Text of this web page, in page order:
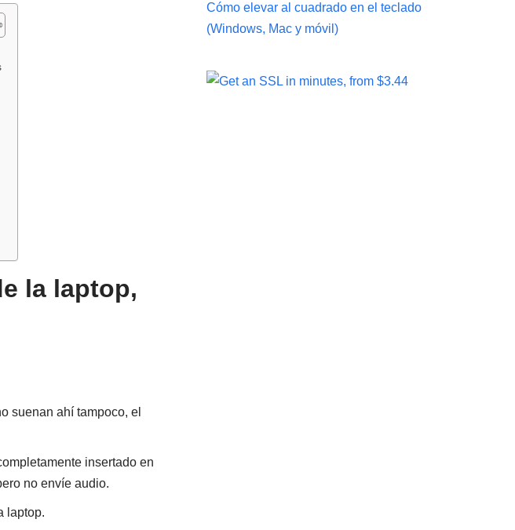
la laptop,
suenan ahí tampoco, el
insertado en
no envíe audio.
laptop.
Cómo elevar al cuadrado en el teclado
(Windows, Mac y móvil)